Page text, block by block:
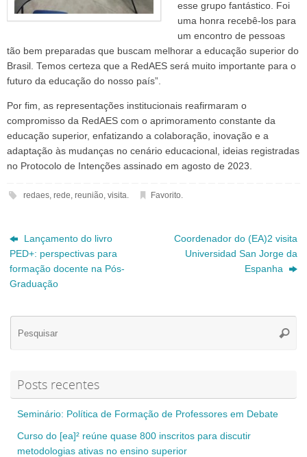
esse grupo fantástico. Foi
uma honra recebê-los para
um encontro de pessoas
tão bem preparadas que buscam melhorar a educação superior do
Brasil. Temos certeza que a RedAES será muito importante para o
futuro da educação do nosso país”.
Por fim, as representações institucionais reafirmaram o
compromisso da RedAES com o aprimoramento constante da
educação superior, enfatizando a colaboração, inovação e a
adaptação às mudanças no cenário educacional, ideias registradas
no Protocolo de Intenções assinado em agosto de 2023.
redaes, rede, reunião, visita. Favorito.
Lançamento do livro
PED+: perspectivas para
formação docente na Pós-
Graduação
Coordenador do (EA)2 visita
Universidad San Jorge da
Espanha
Posts recentes
Seminário: Política de Formação de Professores em Debate
Curso do [ea]² reúne quase 800 inscritos para discutir
metodologias ativas no ensino superior